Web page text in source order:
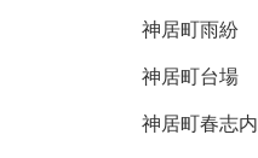
神居町雨紛
神居町台場
神居町春志内